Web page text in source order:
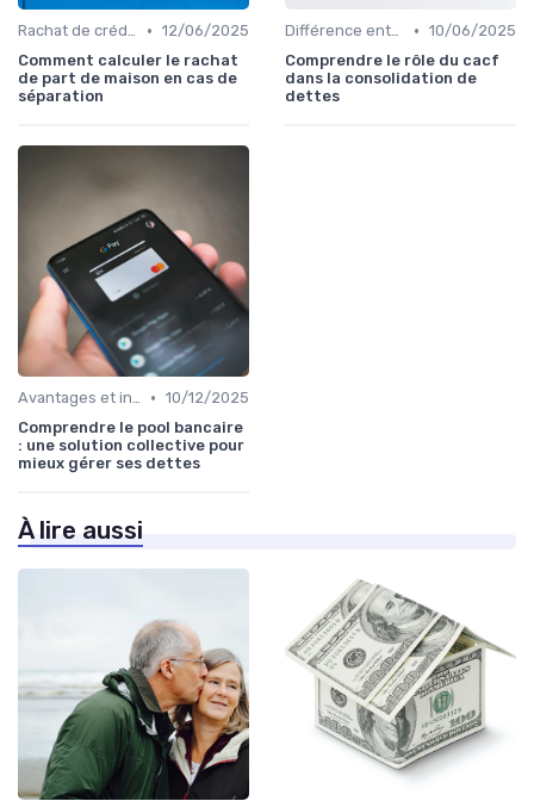
Rachat de crédit immobilier • 12/06/2025
Comment calculer le rachat
de part de maison en cas de
séparation
Différence entre rachat et renégociation • 10/06/2025
Comprendre le rôle du cacf
dans la consolidation de
dettes
Avantages et inconvénients • 10/12/2025
Comprendre le pool bancaire
: une solution collective pour
mieux gérer ses dettes
À lire aussi